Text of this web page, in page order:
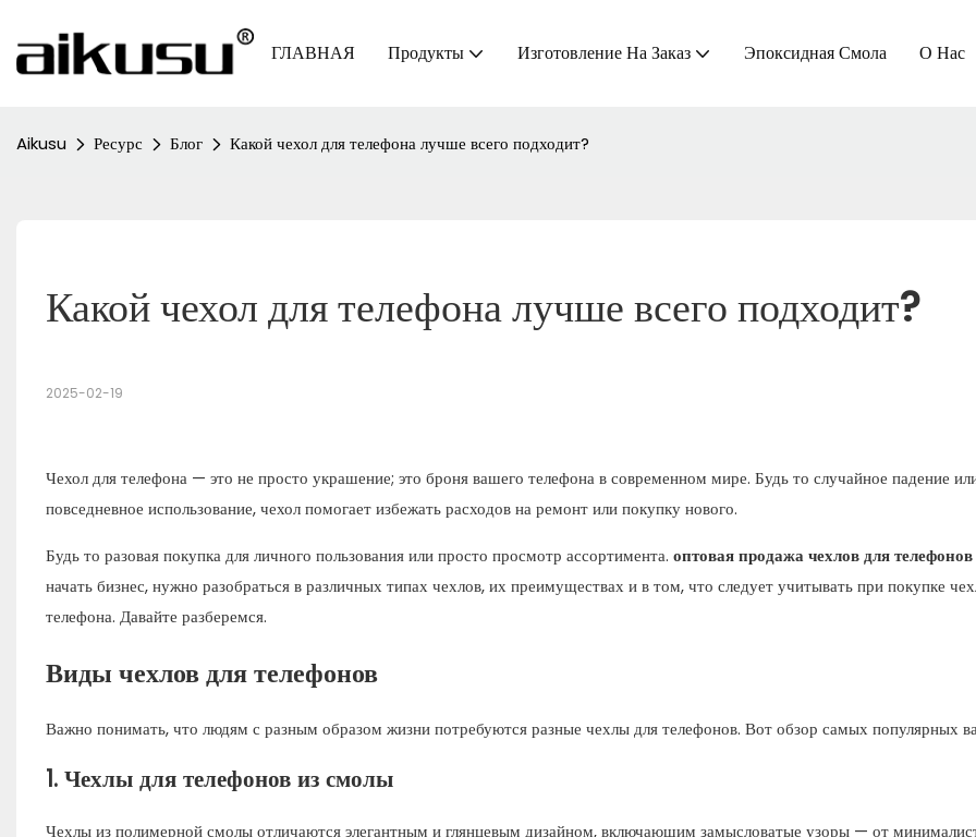
ГЛАВНАЯ Продукты Изготовление На Заказ Эпоксидная Смола О Нас
Aikusu Ресурс Блог Какой чехол для телефона лучше всего подходит?
Какой чехол для телефона лучше всего подходит?
2025-02-19
Чехол для телефона — это не просто украшение; это броня вашего телефона в современном мире. Будь то случайное падение
повседневное использование, чехол помогает избежать расходов на ремонт или покупку нового.
Будь то разовая покупка для личного пользования или просто просмотр ассортимента. оптовая продажа чехлов для телефонов
начать бизнес, нужно разобраться в различных типах чехлов, их преимуществах и в том, что следует учитывать при покупке
телефона. Давайте разберемся.
Виды чехлов для телефонов
Важно понимать, что людям с разным образом жизни потребуются разные чехлы для телефонов. Вот обзор самых популярных
1.Чехлы для телефонов из смолы
Чехлы из полимерной смолы отличаются элегантным и глянцевым дизайном, включающим замысловатые узоры — от